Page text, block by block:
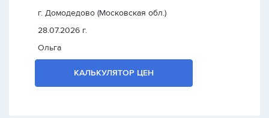
г. Домодедово (Московская обл.)
28.07.2026 г.
Ольга
КАЛЬКУЛЯТОР ЦЕН